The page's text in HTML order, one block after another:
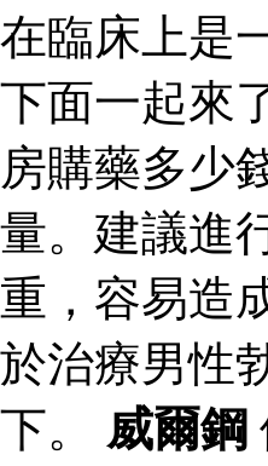
在臨床上是
下面一起來
房購藥多少
量。建議進
重，容易造
於治療男性
下。 威爾鋼